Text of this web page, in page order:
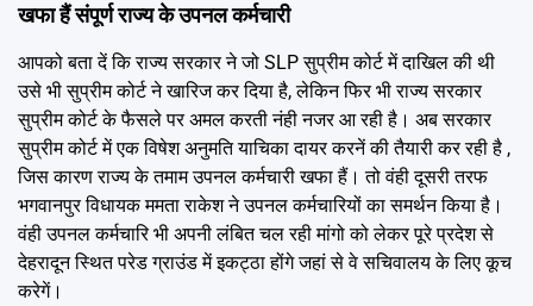
खफा हैं संपूर्ण राज्य के उपनल कर्मचारी
आपको बता दें कि राज्य सरकार ने जो SLP सुप्रीम कोर्ट में दाखिल की थी
उसे भी सुप्रीम कोर्ट ने खारिज कर दिया है, लेकिन फिर भी राज्य सरकार
सुप्रीम कोर्ट के फैसले पर अमल करती नंही नजर आ रही है। अब सरकार
सुप्रीम कोर्ट में एक विषेश अनुमति याचिका दायर करनें की तैयारी कर रही है ,
जिस कारण राज्य के तमाम उपनल कर्मचारी खफा हैं। तो वंही दूसरी तरफ
भगवानपुर विधायक ममता राकेश ने उपनल कर्मचारियों का समर्थन किया है।
वंही उपनल कर्मचारि भी अपनी लंबित चल रही मांगो को लेकर पूरे प्रदेश से
देहरादून स्थित परेड ग्राउंड में इकट्ठा होंगे जहां से वे सचिवालय के लिए कूच
करेगें।